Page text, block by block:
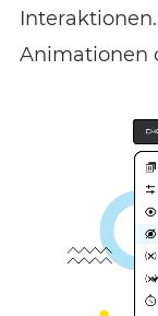
Animationen